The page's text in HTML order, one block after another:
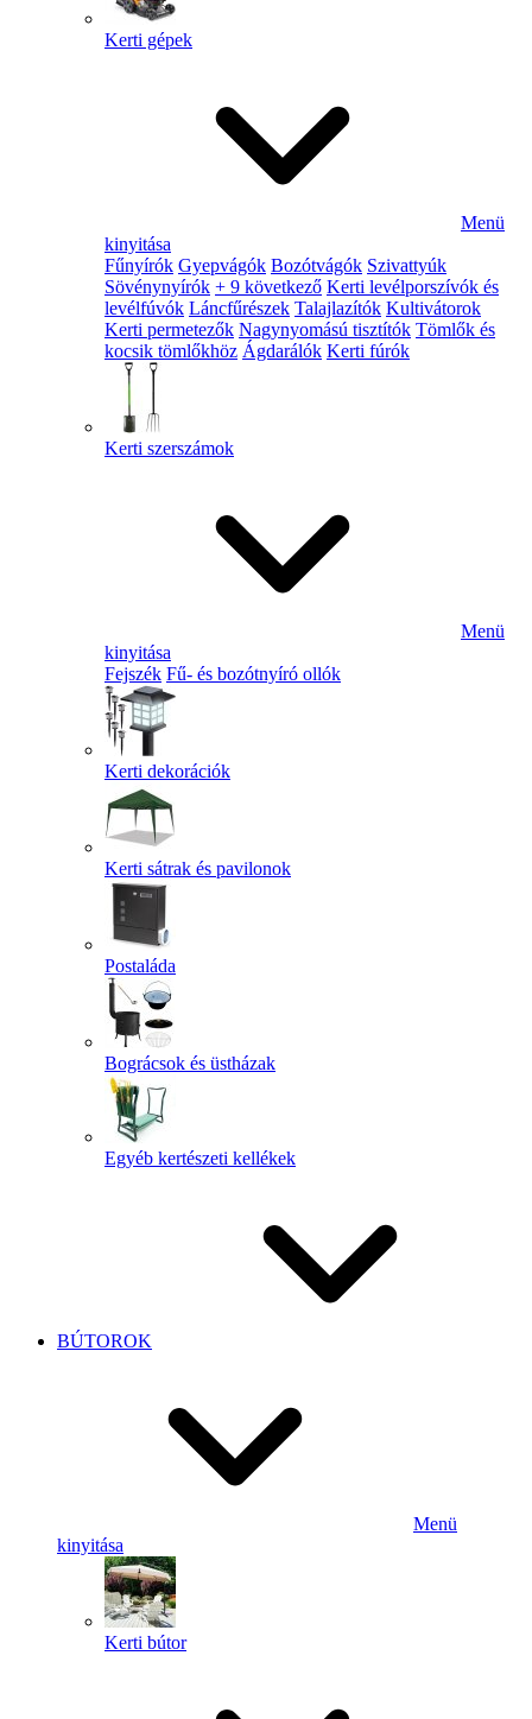
Kerti gépek
Menü
kinyitása
Fűnyírók Gyepvágók Bozótvágók Szivattyúk
Sövénynyírók + 9 következő Kerti levélporszívók és
levélfúvók Láncfűrészek Talajlazítók Kultivátorok
Kerti permetezők Nagynyomású tisztítók Tömlők és
kocsik tömlőkhöz Ágdarálók Kerti fúrók
Kerti szerszámok
Menü
kinyitása
Fejszék Fű- és bozótnyíró ollók
Kerti dekorációk
Kerti sátrak és pavilonok
Postaláda
Bográcsok és üstházak
Egyéb kertészeti kellékek
BÚTOROK
Menü
kinyitása
Kerti bútor